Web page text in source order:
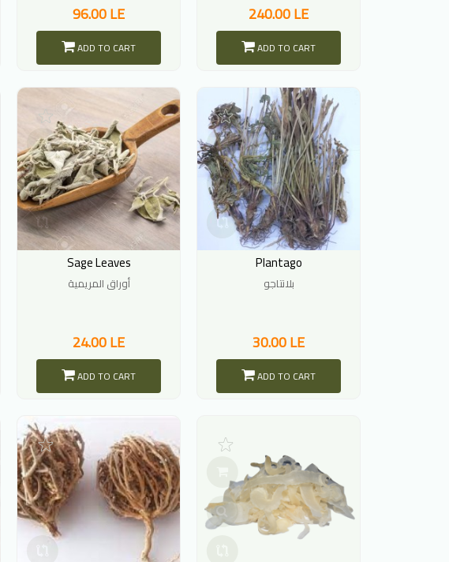
96.00 LE
ADD TO CART
240.00 LE
ADD TO CART
Sage Leaves
أوراق المريمية
24.00 LE
ADD TO CART
Plantago
بلانتاجو
30.00 LE
ADD TO CART